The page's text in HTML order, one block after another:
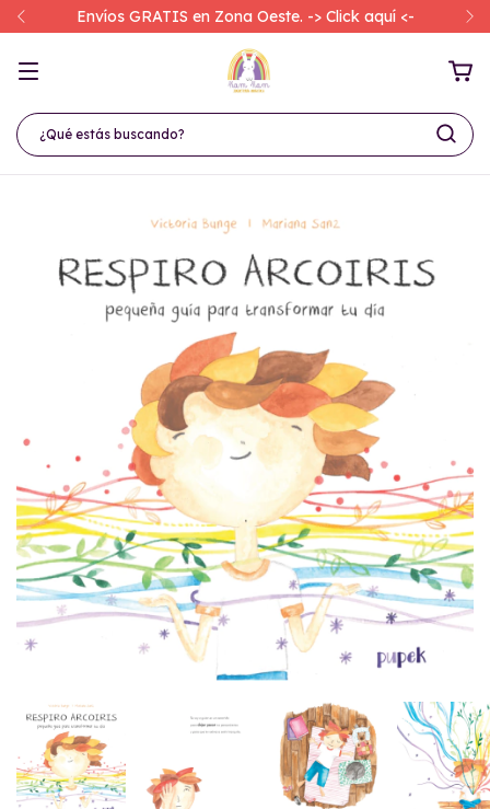
Envíos GRATIS en Zona Oeste. -> Click aquí <-